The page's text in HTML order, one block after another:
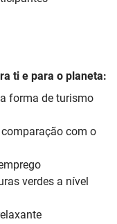
ti e para o planeta:
forma de turismo
com o
verdes a nível